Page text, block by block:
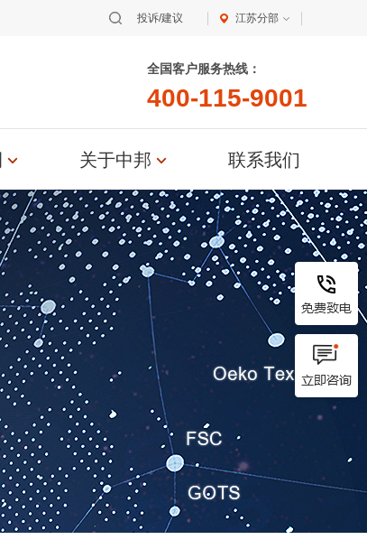
投诉/建议 江苏分部
全国客户服务热线：
400-115-9001
关于中邦 联系我们